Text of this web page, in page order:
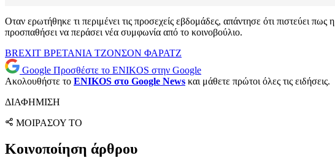
Οταν ερωτήθηκε τι περιμένει τις προσεχείς εβδομάδες, απάντησε ότι πιστεύει
προσπαθήσει να περάσει νέα συμφωνία από το κοινοβούλιο.
BREXIT ΒΡΕΤΑΝΙΑ ΤΖΟΝΣΟΝ ΦΑΡΑΤΖ
Google Προσθέστε το ENIKOS στην Google
Ακολουθήστε το ENIKOS στο Google News και μάθετε πρώτοι όλες τις ειδήσεις.
ΔΙΑΦΗΜΙΣΗ
ΜΟΙΡΑΣΟΥ ΤΟ
Κοινοποίηση άρθρου